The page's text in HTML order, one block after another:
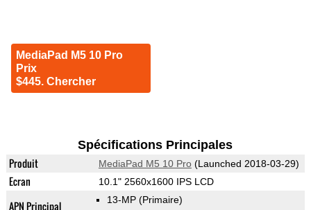
MediaPad M5 10 Pro
Prix
$445. Chercher
Spécifications Principales
Produit MediaPad M5 10 Pro(Launched 2018-03-29)
Ecran 10.1" 2560x1600 IPS LCD
APN Principal 13-MP (Primaire)